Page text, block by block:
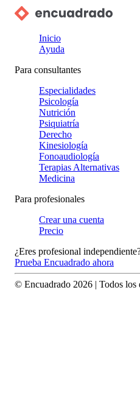
Inicio
Ayuda
Para consultantes
Especialidades
Psicología
Nutrición
Psiquiatría
Derecho
Kinesiología
Fonoaudiología
Terapias Alternativas
Medicina
Para profesionales
Crear una cuenta
Precio
¿Eres profesional
Prueba Encuadrado ahora
© Encuadrado 2026 | Todos los